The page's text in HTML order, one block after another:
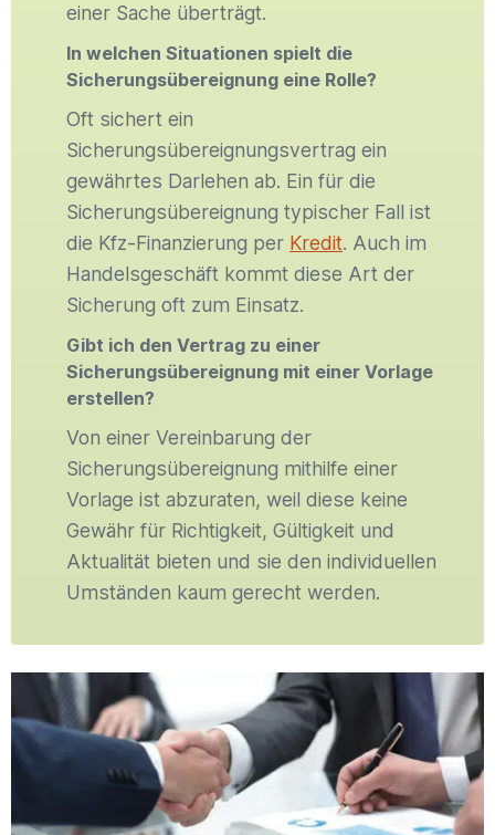
einer Sache überträgt.
In welchen Situationen spielt die
Sicherungsübereignung eine Rolle?
Oft sichert ein
Sicherungsübereignungsvertrag ein
gewährtes Darlehen ab. Ein für die
Sicherungsübereignung typischer Fall ist
die Kfz-Finanzierung per Kredit. Auch im
Handelsgeschäft kommt diese Art der
Sicherung oft zum Einsatz.
Gibt ich den Vertrag zu einer
Sicherungsübereignung mit einer Vorlage
erstellen?
Von einer Vereinbarung der
Sicherungsübereignung mithilfe einer
Vorlage ist abzuraten, weil diese keine
Gewähr für Richtigkeit, Gültigkeit und
Aktualität bieten und sie den individuellen
Umständen kaum gerecht werden.